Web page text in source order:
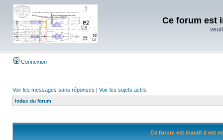
Ce forum est
Connexion
Voir les messages sans réponses | Voir les sujets actifs
Index du forum
Ce forum est inactif il est